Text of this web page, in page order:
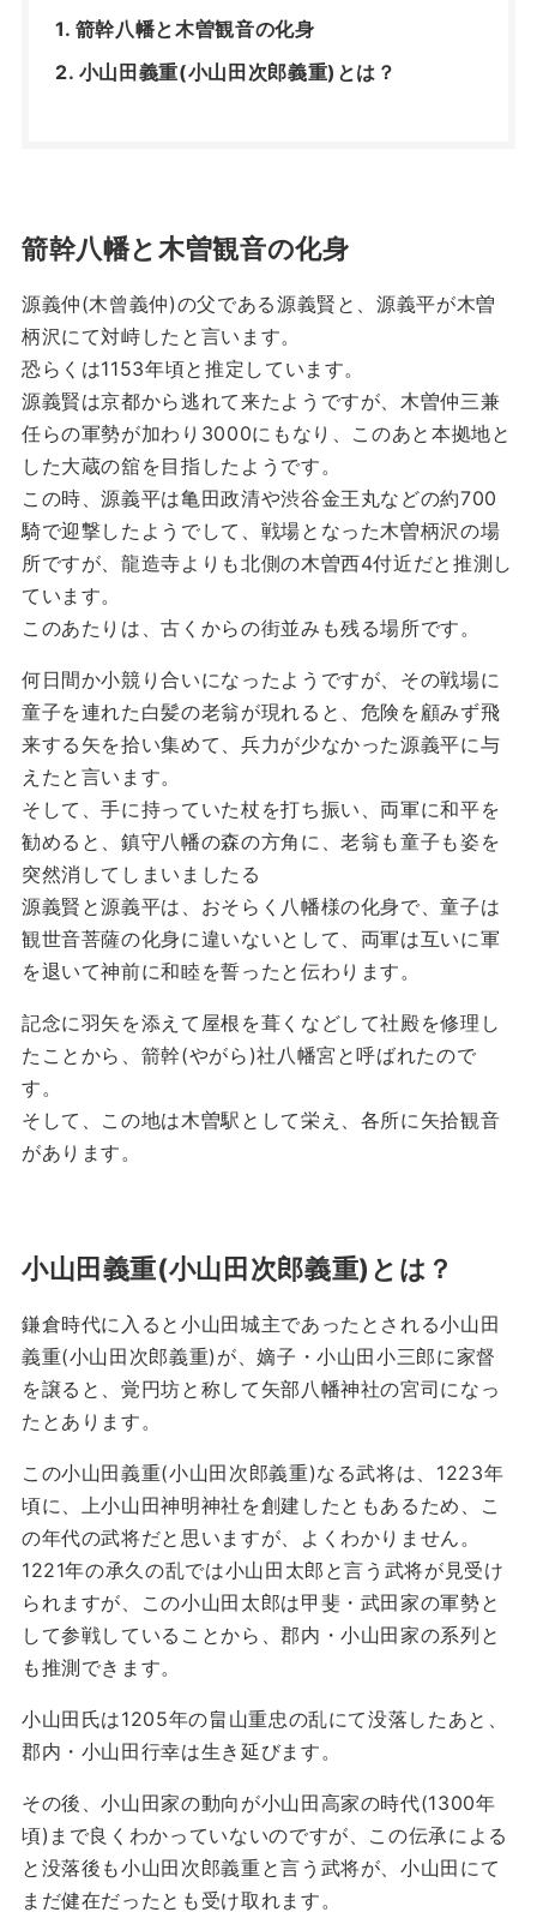
箭幹八幡と木曽観音の化身
小山田義重(小山田次郎義重)とは？
箭幹八幡と木曽観音の化身
源義仲(木曾義仲)の父である源義賢と、源義平が木曽
柄沢にて対峙したと言います。
恐らくは1153年頃と推定しています。
源義賢は京都から逃れて来たようですが、木曽仲三兼
任らの軍勢が加わり3000にもなり、このあと本拠地と
した大蔵の舘を目指したようです。
この時、源義平は亀田政清や渋谷金王丸などの約700
騎で迎撃したようでして、戦場となった木曽柄沢の場
所ですが、龍造寺よりも北側の木曽西4付近だと推測し
ています。
このあたりは、古くからの街並みも残る場所です。
何日間か小競り合いになったようですが、その戦場に
童子を連れた白髪の老翁が現れると、危険を顧みず飛
来する矢を拾い集めて、兵力が少なかった源義平に与
えたと言います。
そして、手に持っていた杖を打ち振い、両軍に和平を
勧めると、鎮守八幡の森の方角に、老翁も童子も姿を
突然消してしまいましたる
源義賢と源義平は、おそらく八幡様の化身で、童子は
観世音菩薩の化身に違いないとして、両軍は互いに軍
を退いて神前に和睦を誓ったと伝わります。
記念に羽矢を添えて屋根を葺くなどして社殿を修理し
たことから、箭幹(やがら)社八幡宮と呼ばれたので
す。
そして、この地は木曽駅として栄え、各所に矢拾観音
があります。
小山田義重(小山田次郎義重)とは？
鎌倉時代に入ると小山田城主であったとされる小山田
義重(小山田次郎義重)が、嫡子・小山田小三郎に家督
を譲ると、覚円坊と称して矢部八幡神社の宮司になっ
たとあります。
この小山田義重(小山田次郎義重)なる武将は、1223年
頃に、上小山田神明神社を創建したともあるため、こ
の年代の武将だと思いますが、よくわかりません。
1221年の承久の乱では小山田太郎と言う武将が見受け
られますが、この小山田太郎は甲斐・武田家の軍勢と
して参戦していることから、郡内・小山田家の系列と
も推測できます。
小山田氏は1205年の畠山重忠の乱にて没落したあと、
郡内・小山田行幸は生き延びます。
その後、小山田家の動向が小山田高家の時代(1300年
頃)まで良くわかっていないのですが、この伝承による
と没落後も小山田次郎義重と言う武将が、小山田にて
まだ健在だったとも受け取れます。